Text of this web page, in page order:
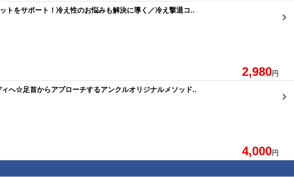
をサポート！冷え性のお悩みも解決に導く／冷え撃退コ..
2,980円
へ☆足首からアプローチするアンクルオリジナルメソッド..
4,000円